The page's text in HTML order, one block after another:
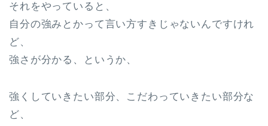
それをやっていると、
自分の強みとかって言い方すきじゃないんですけれ
ど、
強さが分かる、というか、
強くしていきたい部分、こだわっていきたい部分な
ど、